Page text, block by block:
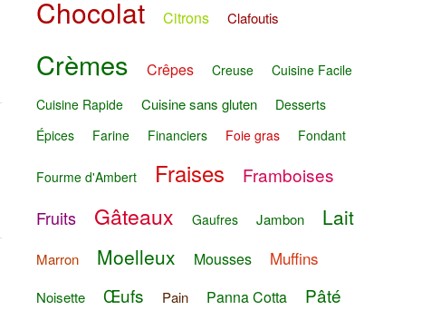
Chocolat Citrons Clafoutis
Crèmes Crêpes Creuse
Cuisine Facile
Cuisine Rapide
Cuisine sans gluten
Desserts
Épices
Farine Financiers Foie gras Fondant
Fourme d'Ambert Fraises Framboises
Fruits Gâteaux Gaufres Jambon Lait
Marron Moelleux Mousses Muffins
Noisette Œufs Pain Panna Cotta Pâté